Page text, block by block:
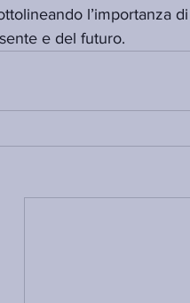
l’importanza di
e del futuro.